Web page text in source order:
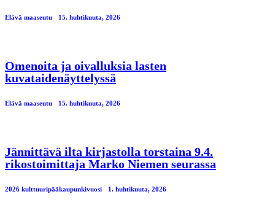
Elävä maaseutu 15. huhtikuuta, 2026
Omenoita ja oivalluksia lasten
kuvataidenäyttelyssä
Elävä maaseutu 15. huhtikuuta, 2026
Jännittävä ilta kirjastolla torstaina 9.4.
rikostoimittaja Marko Niemen seurassa
2026 kulttuuripääkaupunkivuosi 1. huhtikuuta, 2026